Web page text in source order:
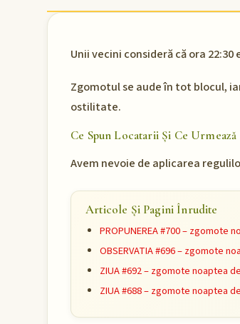
Unii vecini consideră că ora
Zgomotul se aude în tot blocul,
ostilitate.
Ce Spun Locatarii Și Ce Urmează
Avem nevoie de aplicarea
Articole Și Pagini Înrudite
PROPUNEREA #700 – zgomote
OBSERVATIA #696 – zgomote
ZIUA #692 – zgomote noaptea
ZIUA #688 – zgomote noaptea